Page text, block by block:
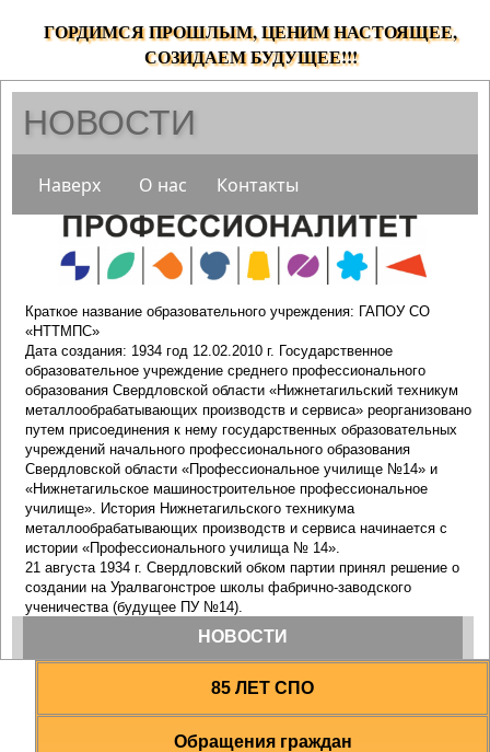
ГОРДИМСЯ ПРОШЛЫМ, ЦЕНИМ НАСТОЯЩЕЕ,
СОЗИДАЕМ БУДУЩЕЕ!!!
85 ЛЕТ СПО
Обращения граждан